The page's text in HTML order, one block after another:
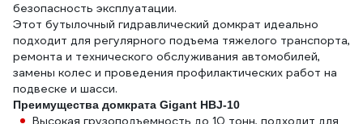
безопасность эксплуатации.
Этот бутылочный гидравлический домкрат идеально
подходит для регулярного подъема тяжелого транспорта,
ремонта и технического обслуживания автомобилей,
замены колес и проведения профилактических работ на
подвеске и шасси.
Преимущества домкрата Gigant HBJ-10
Высокая грузоподъемность до 10 тонн, подходит для